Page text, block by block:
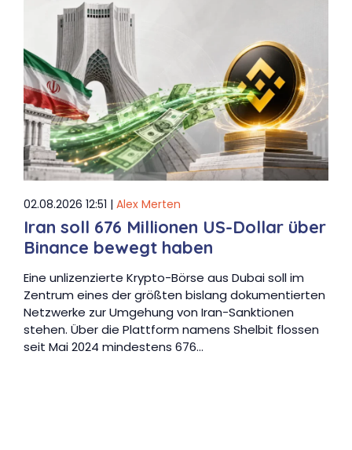
02.08.2026 12:51 | Alex Merten
Iran soll 676 Millionen US-Dollar über
Binance bewegt haben
Eine unlizenzierte Krypto-Börse aus Dubai soll im
Zentrum eines der größten bislang dokumentierten
Netzwerke zur Umgehung von Iran-Sanktionen
stehen. Über die Plattform namens Shelbit flossen
seit Mai 2024 mindestens 676…